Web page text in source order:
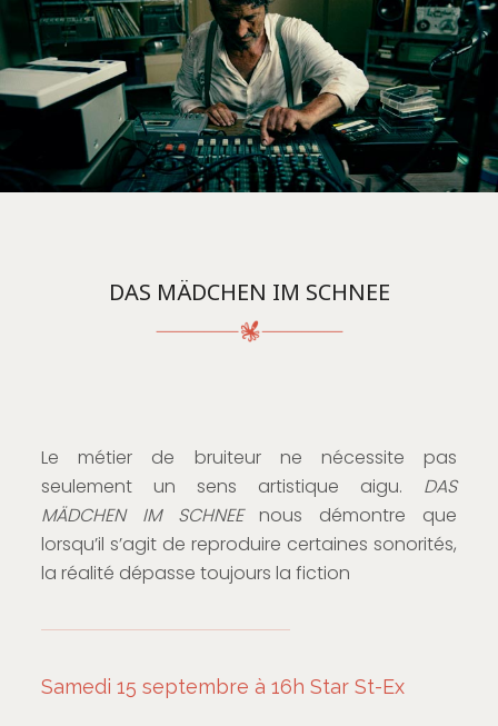
DAS MÄDCHEN IM SCHNEE
Le métier de bruiteur ne nécessite pas
seulement un sens artistique aigu. DAS
MÄDCHEN IM SCHNEEnous démontre que
lorsqu’il s’agit de reproduire certaines sonorités,
la réalité dépasse toujours la fiction
Samedi 15 septembre à 16h Star St-Ex